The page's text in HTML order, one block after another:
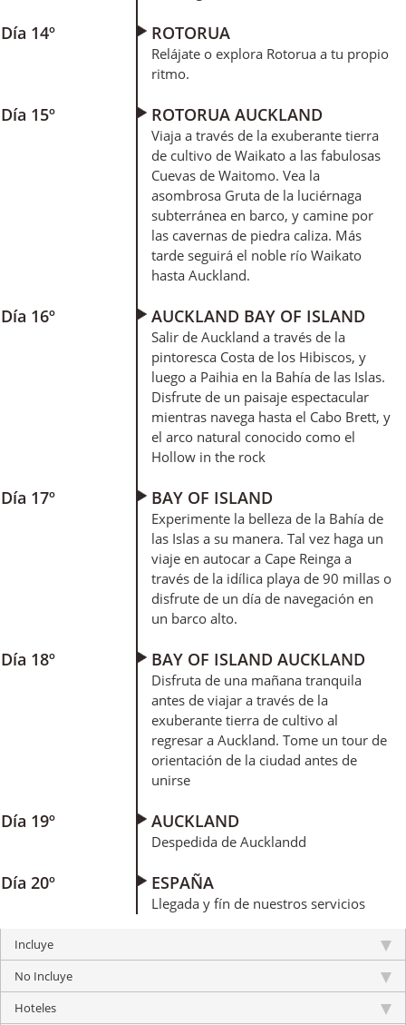
Día 14º ROTORUA
Relájate o explora Rotorua a tu propio
ritmo.
Día 15º ROTORUA AUCKLAND
Viaja a través de la exuberante tierra
de cultivo de Waikato a las fabulosas
Cuevas de Waitomo. Vea la
asombrosa Gruta de la luciérnaga
subterránea en barco, y camine por
las cavernas de piedra caliza. Más
tarde seguirá el noble río Waikato
hasta Auckland.
Día 16º AUCKLAND BAY OF ISLAND
Salir de Auckland a través de la
pintoresca Costa de los Hibiscos, y
luego a Paihia en la Bahía de las Islas.
Disfrute de un paisaje espectacular
mientras navega hasta el Cabo Brett, y
el arco natural conocido como el
Hollow in the rock
Día 17º BAY OF ISLAND
Experimente la belleza de la Bahía de
las Islas a su manera. Tal vez haga un
viaje en autocar a Cape Reinga a
través de la idílica playa de 90 millas o
disfrute de un día de navegación en
un barco alto.
Día 18º BAY OF ISLAND AUCKLAND
Disfruta de una mañana tranquila
antes de viajar a través de la
exuberante tierra de cultivo al
regresar a Auckland. Tome un tour de
orientación de la ciudad antes de
unirse
Día 19º AUCKLAND
Despedida de Aucklandd
Día 20º ESPAÑA
Llegada y fín de nuestros servicios
Incluye
No Incluye
Hoteles